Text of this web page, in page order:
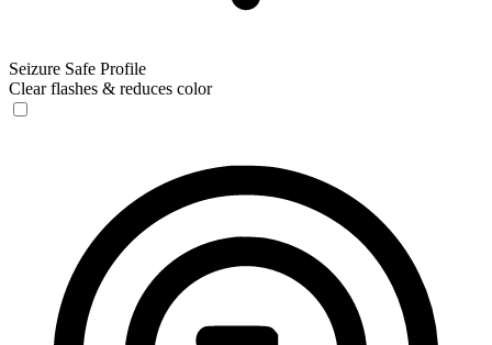
Seizure Safe Profile
Clear flashes & reduces color